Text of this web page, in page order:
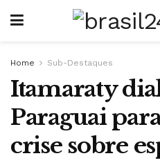
Home Sub-Destaques
Itamaraty
Paraguai
crise sobre